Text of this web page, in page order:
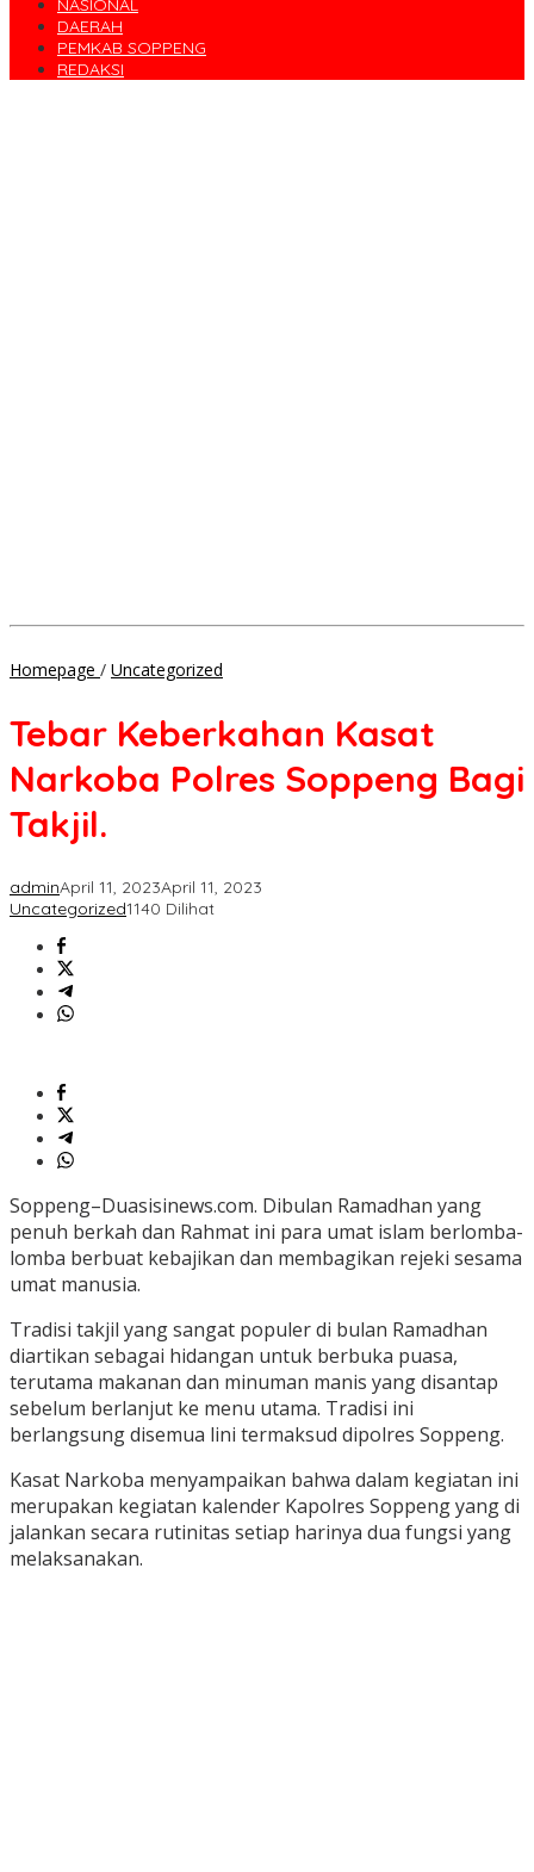
NASIONAL
DAERAH
PEMKAB SOPPENG
REDAKSI
Homepage / Uncategorized
Narkoba
Soppeng
Tebar Keberkahan Kasat
Narkoba Polres Soppeng Bagi
Takjil.
adminApril 11, 2023April 11, 2023
Uncategorized1140 Dilihat
Soppeng–Duasisinews.com. Dibulan Ramadhan yang
penuh berkah dan Rahmat ini para umat islam berlomba-
lomba berbuat kebajikan dan membagikan rejeki sesama
umat manusia.
Tradisi takjil yang sangat populer di bulan Ramadhan
diartikan sebagai hidangan untuk berbuka puasa,
terutama makanan dan minuman manis yang disantap
sebelum berlanjut ke menu utama. Tradisi ini
berlangsung disemua lini termaksud dipolres Soppeng.
Kasat Narkoba menyampaikan bahwa dalam kegiatan ini
merupakan kegiatan kalender Kapolres Soppeng yang di
jalankan secara rutinitas setiap harinya dua fungsi yang
melaksanakan.